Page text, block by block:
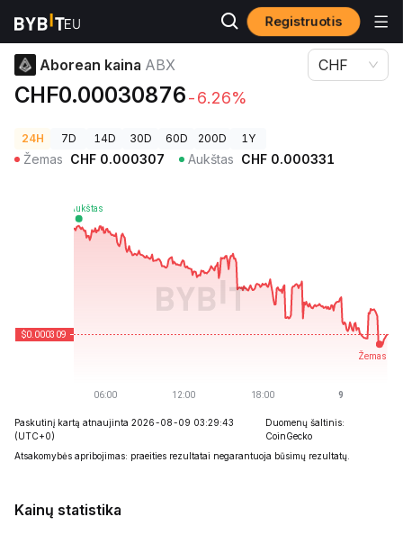
Registruotis
Kriptovaliutų kainos Aborean kaina ABX
Aborean kaina ABX
CHF0.00030876-6.26%
CHF
24H 7D 14D 30D 60D 200D 1Y
Žemas CHF 0.000307 Aukštas CHF 0.000331
Paskutinį kartą atnaujinta 2026-08-09 03:29:43
(UTC+0)
Duomenų šaltinis:
CoinGecko
Atsakomybės apribojimas: praeities rezultatai negarantuoja būsimų rezultatų.
Kainų statistika